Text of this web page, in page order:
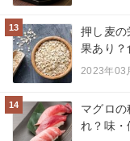
13
押し麦の
果あり？
2023年03
14
マグロ
れ？味・